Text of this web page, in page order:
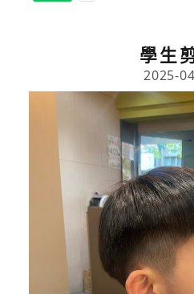
學生
2025-